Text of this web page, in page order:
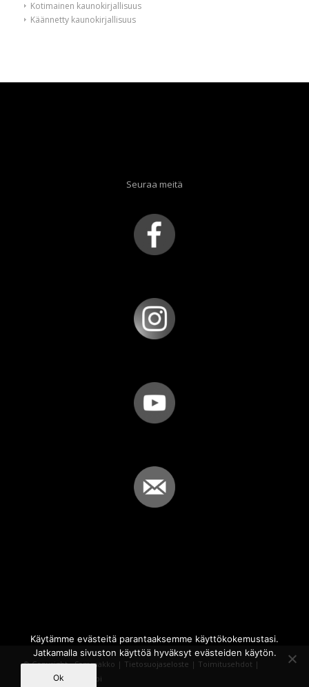
Kotimainen kaunokirjallisuus
Käännetty kaunokirjallisuus
Seuraa meitä
© Copyright - Sammakko | Tietosuojaseloste | Toimitusehdot |
Powered by
iQWebbi
Käytämme evästeitä parantaaksemme käyttökokemustasi.
Jatkamalla sivuston käyttöä hyväksyt evästeiden käytön.
Ok